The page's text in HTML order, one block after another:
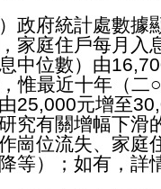
）政府統計處數
家庭住戶每月入
息中位數）由
惟最近十年（二
25,000元增至
究有關增幅下滑
崗位流失、家庭
等）；如有，詳